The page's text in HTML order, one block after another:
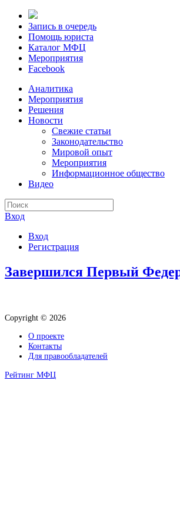
Запись в очередь
Помощь юриста
Каталог МФЦ
Мероприятия
Facebook
Аналитика
Мероприятия
Решения
Новости
Свежие статьи
Законодательство
Мировой опыт
Мероприятия
Информационное общество
Видео
Вход
Вход
Регистрация
Завершился Первый
Copyright © 2026
О проекте
Контакты
Для правообладателей
Рейтинг МФЦ